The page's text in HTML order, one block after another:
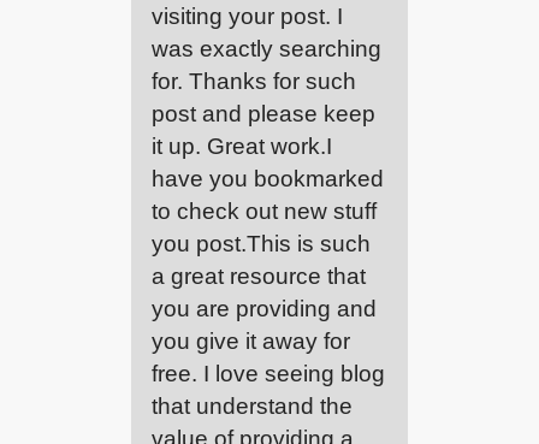
visiting your post. I
was exactly searching
for. Thanks for such
post and please keep
it up. Great work.I
have you bookmarked
to check out new stuff
you post.This is such
a great resource that
you are providing and
you give it away for
free. I love seeing blog
that understand the
value of providing a